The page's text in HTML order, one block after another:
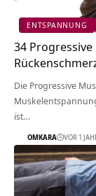
ENTSPANNUNG
34
Die Progressive
ist…
OMKARA VOR 1